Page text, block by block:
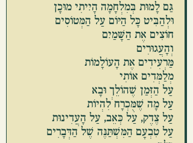
גַּם לָמוּת בְּמִלְחָמָה הָיִיתִי מוּכָן
וּלְהַבִּיט כָּל הַיּוֹם עַל הַמְּטוֹסִים
חוֹצִים אֶת הַשָּׁמַיִם
וְהָעֲגוּרִים
מַּרְעִידִים אֶת הָעוֹלָמוֹת
מְלַמְּדִים אוֹתִי
עַל הַזְּמַן שֶׁהוֹלֵךְ וּבָא
עַל מָה שֶׁמֻּכְרָח לִהְיוֹת
עַל צֶדֶק, עַל כְּאֵב, עַל הָעֲדִינוּת
עַל טִבְעָם הַמִּשְׁתַּנֶּה שֶׁל הַדְּבָרִים